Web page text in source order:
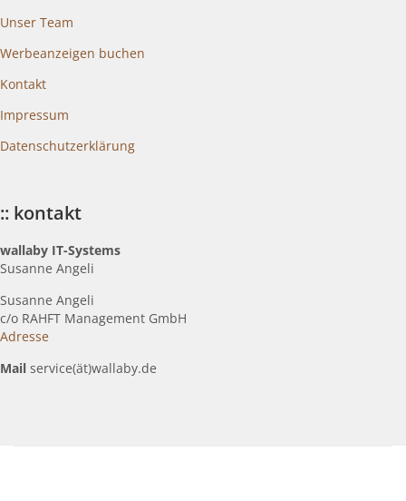
Unser Team
Werbeanzeigen buchen
Kontakt
Impressum
Datenschutzerklärung
:: kontakt
wallaby IT-Systems
Susanne Angeli
Susanne Angeli
c/o RAHFT Management GmbH
Adresse
Mail service(ät)wallaby.de